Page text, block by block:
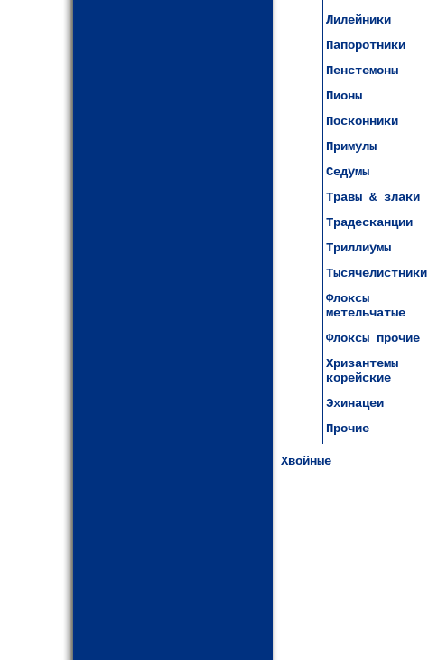
Лилейники
Папоротники
Пенстемоны
Пионы
Посконники
Примулы
Седумы
Травы & злаки
Традесканции
Триллиумы
Тысячелистники
Флоксы
метельчатые
Флоксы прочие
Хризантемы
корейские
Эхинацеи
Прочие
Хвойные